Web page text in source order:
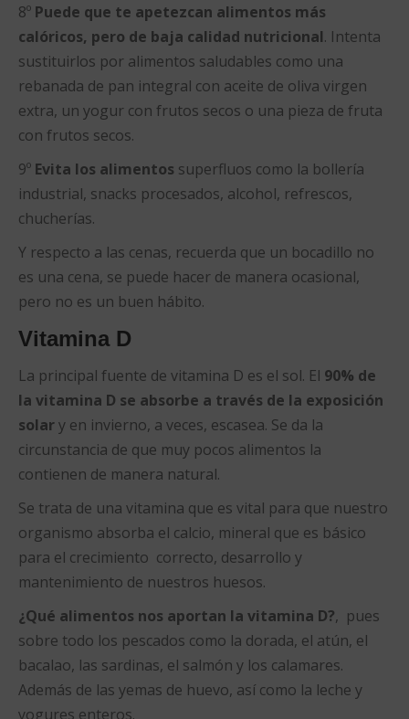
8º Puede que te apetezcan alimentos más
calóricos, pero de baja calidad nutricional. Intenta
sustituirlos por alimentos saludables como una
rebanada de pan integral con aceite de oliva virgen
extra, un yogur con frutos secos o una pieza de fruta
con frutos secos.
9º Evita los alimentos superfluos como la bollería
industrial, snacks procesados, alcohol, refrescos,
chucherías.
Y respecto a las cenas, recuerda que un bocadillo no
es una cena, se puede hacer de manera ocasional,
pero no es un buen hábito.
Vitamina D
La principal fuente de vitamina D es el sol. El 90% de
la vitamina D se absorbe a través de la exposición
solary en invierno, a veces, escasea. Se da la
circunstancia de que muy pocos alimentos la
contienen de manera natural.
Se trata de una vitamina que es vital para que nuestro
organismo absorba el calcio, mineral que es básico
para el crecimiento correcto, desarrollo y
mantenimiento de nuestros huesos.
¿Qué alimentos nos aportan la vitamina D?, pues
sobre todo los pescados como la dorada, el atún, el
bacalao, las sardinas, el salmón y los calamares.
Además de las yemas de huevo, así como la leche y
yogures enteros.